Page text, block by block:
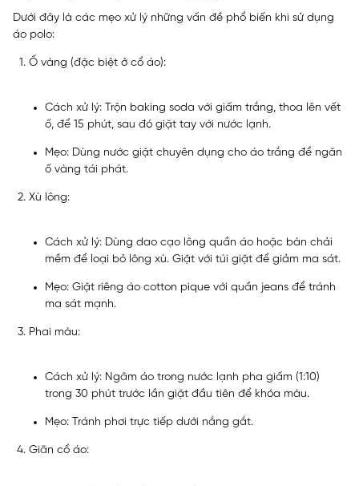
Dưới đây là các mẹo xử lý những vấn đề phổ biến khi sử dụng
áo polo:
Ố vàng (đặc biệt ở cổ áo):
Cách xử lý: Trộn baking soda với giấm trắng, thoa lên vết
ố, để 15 phút, sau đó giặt tay với nước lạnh.
Mẹo: Dùng nước giặt chuyên dụng cho áo trắng để ngăn
ố vàng tái phát.
Xù lông:
Cách xử lý: Dùng dao cạo lông quần áo hoặc bàn chải
mềm để loại bỏ lông xù. Giặt với túi giặt để giảm ma sát.
Mẹo: Giặt riêng áo cotton pique với quần jeans để tránh
ma sát mạnh.
Phai màu:
Cách xử lý: Ngâm áo trong nước lạnh pha giấm (1:10)
trong 30 phút trước lần giặt đầu tiên để khóa màu.
Mẹo: Tránh phơi trực tiếp dưới nắng gắt.
Giãn cổ áo: